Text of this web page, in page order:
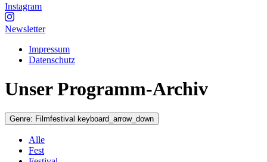
Instagram
Newsletter
Impressum
Datenschutz
Unser Programm-Archiv
Genre: Filmfestival keyboard_arrow_down
Alle
Fest